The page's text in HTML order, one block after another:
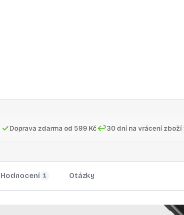
✓Doprava zdarma od 599 Kč↩30 dní na vrácení zboží
Hodnocení 1 Otázky